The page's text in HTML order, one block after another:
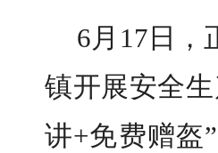
6月17日，
镇开展安全
讲+免费赠盔